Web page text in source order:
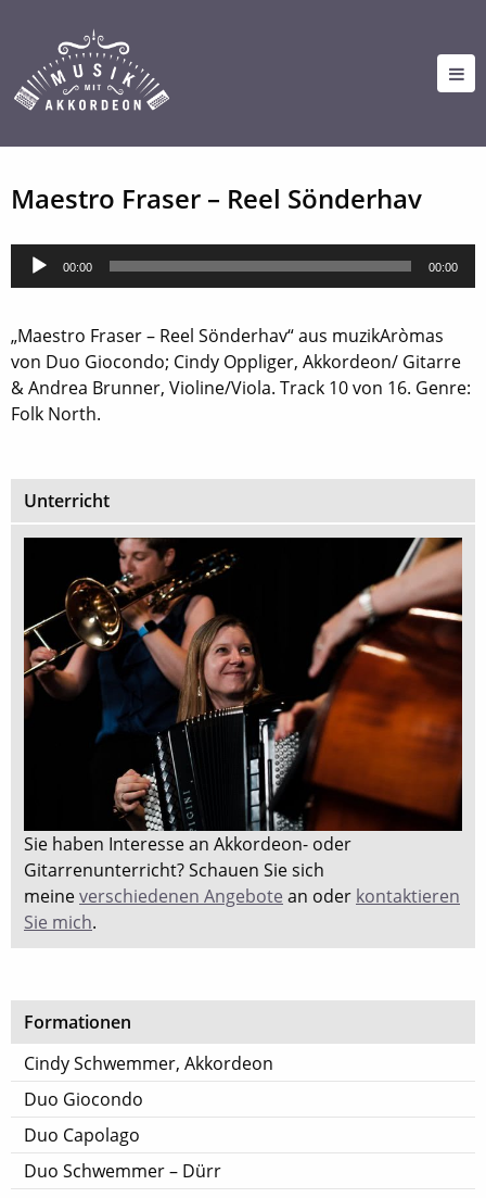
Unterricht
Sie haben Interesse an Akkordeon- oder
Gitarrenunterricht? Schauen Sie sich
meineverschiedenen Angebote an oder kontaktieren
Sie mich.
Formationen
Cindy Schwemmer, Akkordeon
Duo Giocondo
Duo Capolago
Duo Schwemmer – Dürr
Maestro Fraser – Reel Sönderhav
Audio-
Player
00:00 00:00
„Maestro Fraser – Reel Sönderhav“ aus muzikAròmas
von Duo Giocondo; Cindy Oppliger, Akkordeon/ Gitarre
& Andrea Brunner, Violine/Viola. Track 10 von 16. Genre:
Folk North.